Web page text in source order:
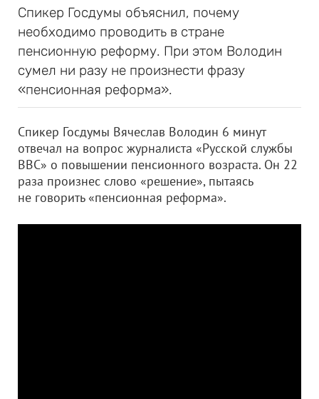
Спикер Госдумы объяснил, почему
необходимо проводить в стране
пенсионную реформу. При этом Володин
сумел ни разу не произнести фразу
«пенсионная реформа».
Спикер Госдумы Вячеслав Володин 6 минут
отвечал на вопрос журналиста «Русской службы
ВВС» о повышении пенсионного возраста. Он 22
раза произнес слово «решение», пытаясь
не говорить «пенсионная реформа».